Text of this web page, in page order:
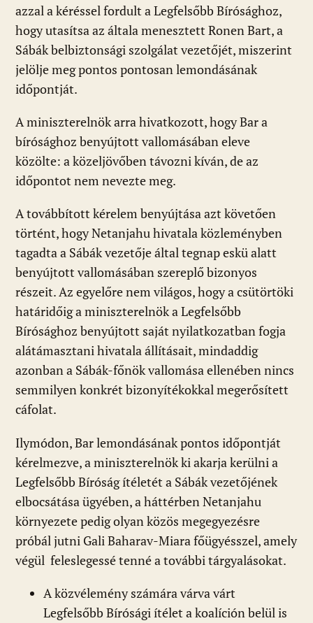
azzal a kéréssel fordult a Legfelsőbb Bírósághoz,
hogy utasítsa az általa menesztett Ronen Bart, a
Sábák belbiztonsági szolgálat vezetőjét, miszerint
jelölje meg pontos pontosan lemondásának
időpontját.
A miniszterelnök arra hivatkozott, hogy Bar a
bírósághoz benyújtott vallomásában eleve
közölte: a közeljövőben távozni kíván, de az
időpontot nem nevezte meg.
A továbbított kérelem benyújtása azt követően
történt, hogy Netanjahu hivatala közleményben
tagadta a Sábák vezetője által tegnap eskü alatt
benyújtott vallomásában szereplő bizonyos
részeit. Az egyelőre nem világos, hogy a csütörtöki
határidőig a miniszterelnök a Legfelsőbb
Bírósághoz benyújtott saját nyilatkozatban fogja
alátámasztani hivatala állításait, mindaddig
azonban a Sábák-főnök vallomása ellenében nincs
semmilyen konkrét bizonyítékokkal megerősített
cáfolat.
Ilymódon, Bar lemondásának pontos időpontját
kérelmezve, a miniszterelnök ki akarja kerülni a
Legfelsőbb Bíróság ítéletét a Sábák vezetőjének
elbocsátása ügyében, a háttérben Netanjahu
környezete pedig olyan közös megegyezésre
próbál jutni Gali Baharav-Miara főügyésszel, amely
végül feleslegessé tenné a további tárgyalásokat.
A közvélemény számára várva várt
Legfelsőbb Bírósági ítélet a koalíción belül is